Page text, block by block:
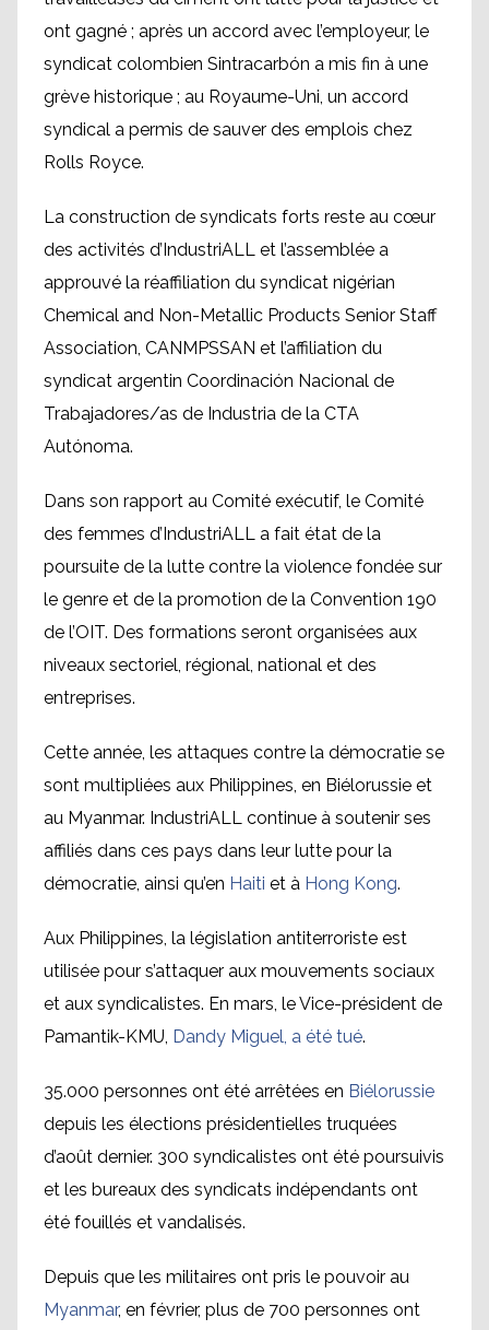
ont gagné ; après un accord avec l’employeur, le
syndicat colombien Sintracarbón a mis fin à une
grève historique ; au Royaume-Uni, un accord
syndical a permis de sauver des emplois chez
Rolls Royce.
La construction de syndicats forts reste au cœur
des activités d’IndustriALL et l’assemblée a
approuvé la réaffiliation du syndicat nigérian
Chemical and Non-Metallic Products Senior Staff
Association, CANMPSSAN et l’affiliation du
syndicat argentin Coordinación Nacional de
Trabajadores/as de Industria de la CTA
Autónoma.
Dans son rapport au Comité exécutif, le Comité
des femmes d’IndustriALL a fait état de la
poursuite de la lutte contre la violence fondée sur
le genre et de la promotion de la Convention 190
de l’OIT. Des formations seront organisées aux
niveaux sectoriel, régional, national et des
entreprises.
Cette année, les attaques contre la démocratie se
sont multipliées aux Philippines, en Biélorussie et
au Myanmar. IndustriALL continue à soutenir ses
affiliés dans ces pays dans leur lutte pour la
démocratie, ainsi qu’en Haiti et à Hong Kong.
Aux Philippines, la législation antiterroriste est
utilisée pour s’attaquer aux mouvements sociaux
et aux syndicalistes. En mars, le Vice-président de
Pamantik-KMU, Dandy Miguel, a été tué.
35.000 personnes ont été arrêtées en Biélorussie
depuis les élections présidentielles truquées
d’août dernier. 300 syndicalistes ont été poursuivis
et les bureaux des syndicats indépendants ont
été fouillés et vandalisés.
Depuis que les militaires ont pris le pouvoir au
Myanmar, en février, plus de 700 personnes ont